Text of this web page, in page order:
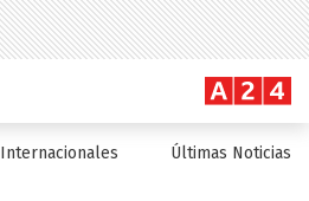
Internacionales Últimas Noticias